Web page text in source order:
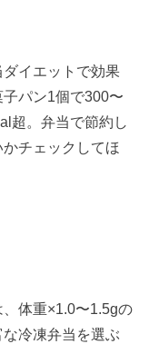
イエットで効果
パン1個で300〜
超。弁当で節約し
チェックしてほ
体重×1.0〜1.5gの
冷凍弁当を選ぶ